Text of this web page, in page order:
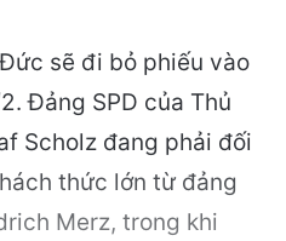
sẽ đi bỏ phiếu vào
Đảng SPD của Thủ
Scholz đang phải đối
thức lớn từ đảng
Merz, trong khi